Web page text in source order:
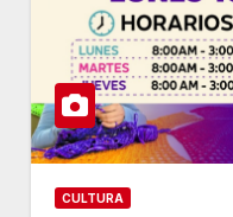
CULTURA